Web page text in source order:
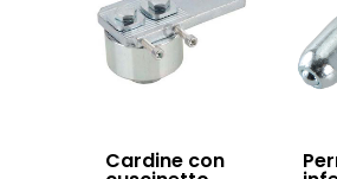
Cardine con